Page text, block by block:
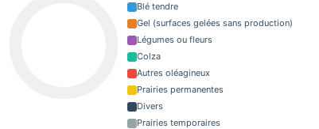
Blé tendre
Gel (surfaces gelées sans production)
Légumes ou fleurs
Colza
Autres oléagineux
Prairies permanentes
Divers
Prairies temporaires